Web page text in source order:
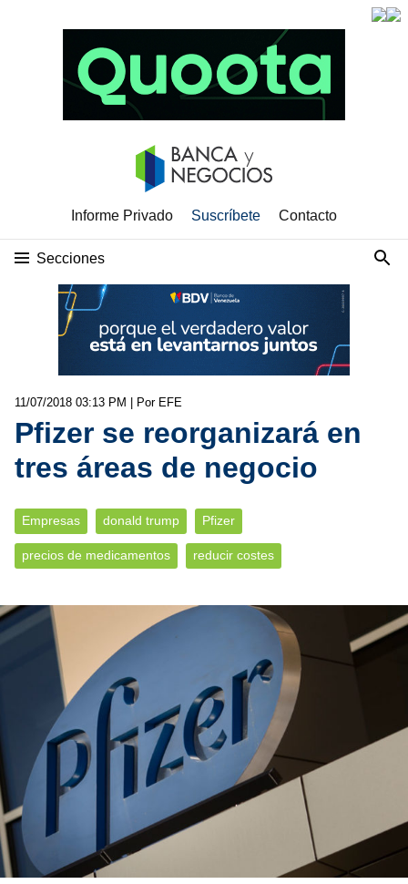
Informe Privado Suscríbete Contacto
Secciones
11/07/2018 03:13 PM | Por EFE
Pfizer se reorganizará en
tres áreas de negocio
Empresas donald trump Pfizer
precios de medicamentos reducir costes